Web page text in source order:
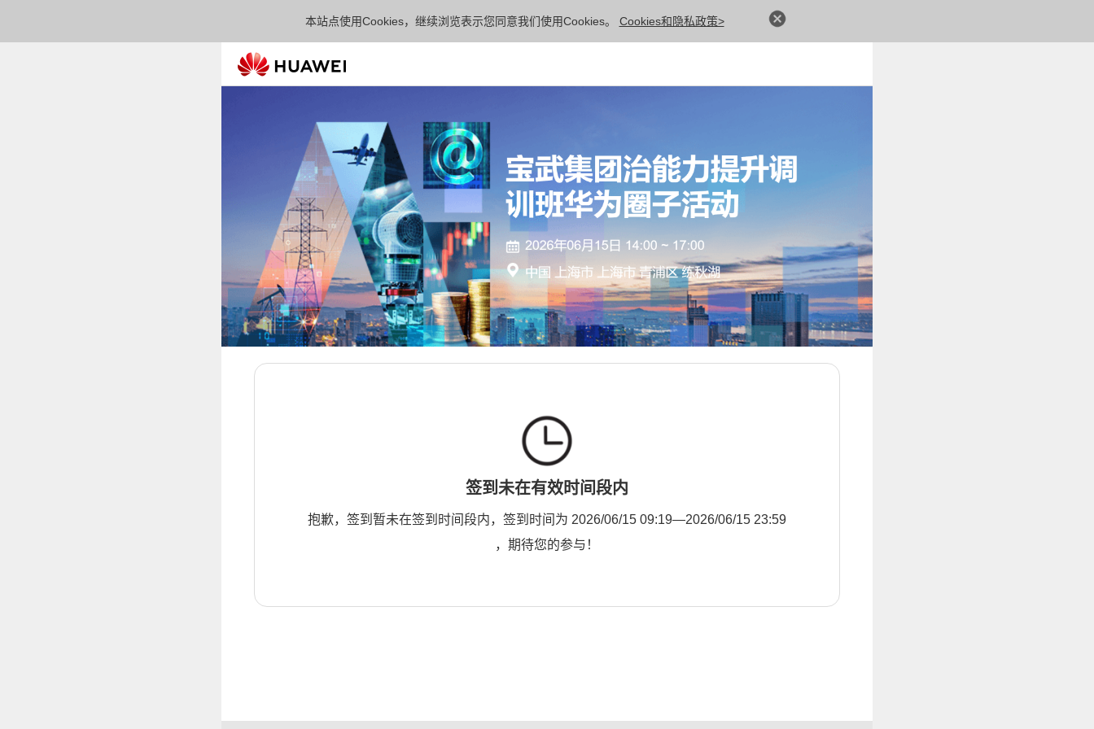
本站点使用Cookies，继续浏览表示您同意我们使用Cookies。 Cookies和隐私政策>
签到未在有效时间段内
抱歉，签到暂未在签到时间段内，签到时间为 2026/06/15 09:19—2026/06/15 23:59
，期待您的参与！